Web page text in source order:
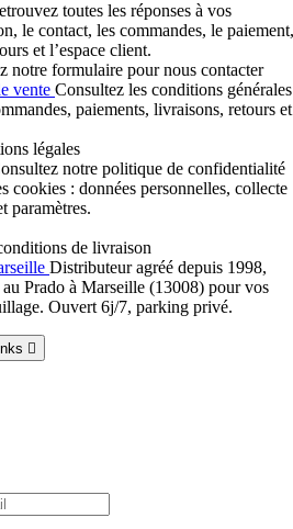
toutes les réponses à vos
le contact, les commandes, le paiement,
et l’espace client.
notre formulaire pour nous contacter
vente Consultez les conditions générales
paiements, livraisons, retours et
légales
notre politique de confidentialité
cookies : données personnelles, collecte
paramètres.
de livraison
Distributeur agréé depuis 1998,
Prado à Marseille (13008) pour vos
Ouvert 6j/7, parking privé.
